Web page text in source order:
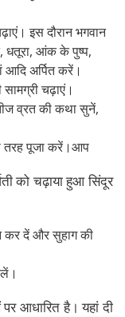
इस दौरान भगवान
धतूरा, आंक के पुष्प,
आदि अर्पित करें।
सामग्री चढ़ाएं।
व्रत की कथा सुनें,
तरह पूजा करें।आप
को चढ़ाया हुआ सिंदूर
कर दें और सुहाग की
आधारित है। यहां दी